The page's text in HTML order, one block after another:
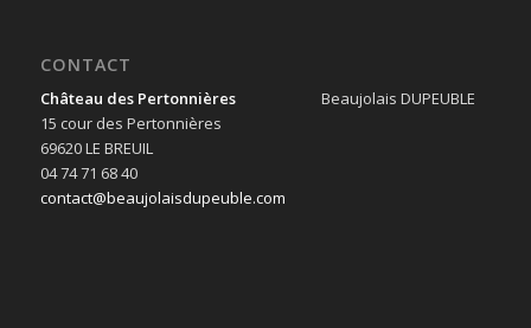
CONTACT
Château des Pertonnières
Beaujolais DUPEUBLE
15 cour des Pertonnières
69620 LE BREUIL
04 74 71 68 40
contact@beaujolaisdupeuble.com